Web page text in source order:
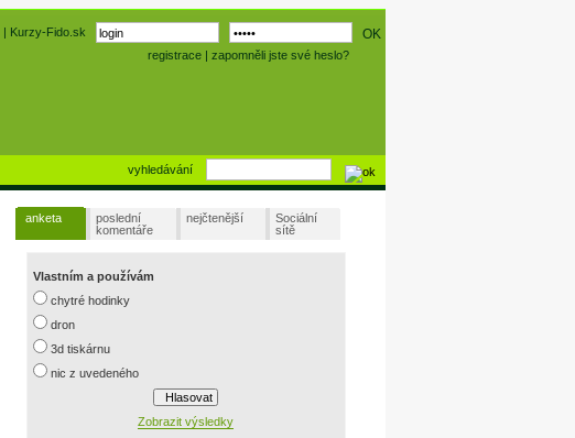
registrace | zapomněli jste své heslo?
| Kurzy-Fido.sk
vyhledávání
anketa
poslední
komentáře
nejčtenější
Sociální
sítě
Vlastním a používám
chytré hodinky
dron
3d tiskárnu
nic z uvedeného
Zobrazit výsledky